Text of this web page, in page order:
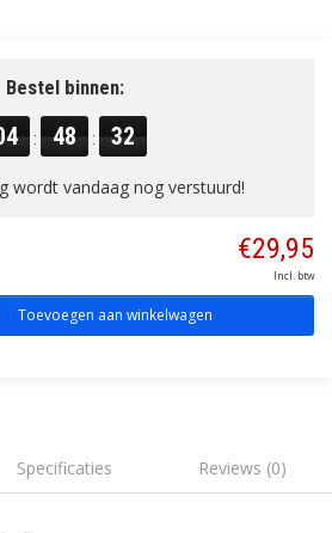
Bestel binnen:
: 48 : 32
wordt vandaag nog verstuurd!
€29,95
Incl. btw
Toevoegen aan winkelwagen
Specificaties Reviews (0)